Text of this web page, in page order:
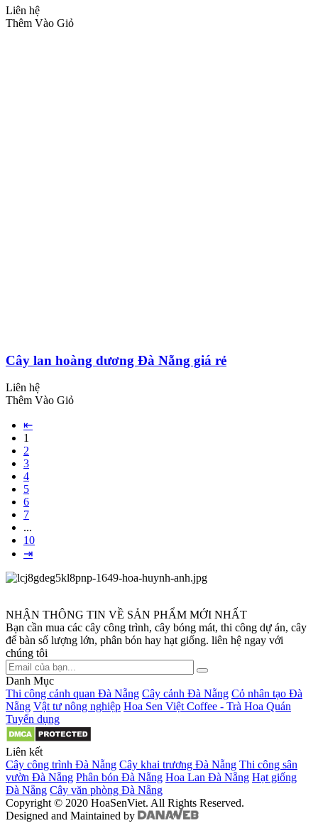
Liên hệ
Thêm Vào Giỏ
Cây lan hoàng dương Đà Nẵng giá rẻ
Liên hệ
Thêm Vào Giỏ
⇤
1
2
3
4
5
6
7
...
10
⇥
NHẬN THÔNG TIN VỀ SẢN PHẨM MỚI NHẤT
Bạn cần mua các cây công trình, cây bóng mát, thi công dự án, cây
để bàn số lượng lớn, phân bón hay hạt giống. liên hệ ngay với
chúng tôi
Danh Mục
Thi công cảnh quan Đà Nẵng Cây cảnh Đà Nẵng Cỏ nhân tạo Đà
Nẵng Vật tư nông nghiệp Hoa Sen Việt Coffee - Trà Hoa Quán
Tuyển dụng
Liên kết
Cây công trình Đà Nẵng Cây khai trương Đà Nẵng Thi công sân
vườn Đà Nẵng Phân bón Đà Nẵng Hoa Lan Đà Nẵng Hạt giống
Đà Nẵng Cây văn phòng Đà Nẵng
Copyright © 2020 HoaSenViet. All Rights Reserved.
Designed and Maintained by